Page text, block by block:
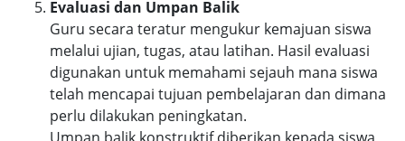
Evaluasi dan Umpan Balik
Guru secara teratur mengukur kemajuan siswa
melalui ujian, tugas, atau latihan. Hasil evaluasi
digunakan untuk memahami sejauh mana siswa
telah mencapai tujuan pembelajaran dan dimana
perlu dilakukan peningkatan.